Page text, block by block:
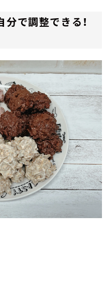
分で調整できる！